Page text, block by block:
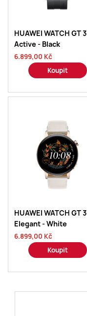
HUAWEI WATCH GT 3
Active - Black
6.899,00 Kč
Koupit
HUAWEI WATCH GT 3
Elegant - White
6.899,00 Kč
Koupit